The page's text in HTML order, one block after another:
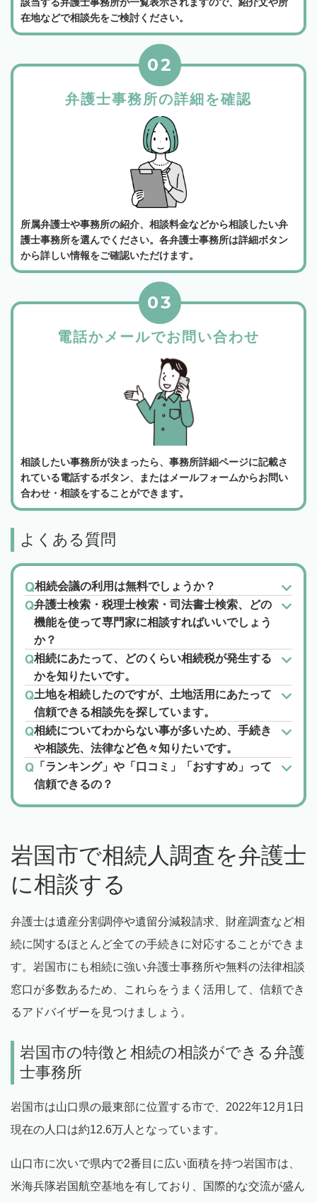
該当する弁護士事務所が一覧表示されますので、紹介文や所
在地などで相談先をご検討ください。
弁護士事務所の詳細を確認
02
所属弁護士や事務所の紹介、相談料金などから相談したい弁
護士事務所を選んでください。各弁護士事務所は詳細ボタン
から詳しい情報をご確認いただけます。
電話かメールでお問い合わせ
03
相談したい事務所が決まったら、事務所詳細ページに記載さ
れている電話するボタン、またはメールフォームからお問い
合わせ・相談をすることができます。
よくある質問
相続会議の利用は無料でしょうか？
弁護士検索・税理士検索・司法書士検索、どの
機能を使って専門家に相談すればいいでしょう
か？
相続にあたって、どのくらい相続税が発生する
かを知りたいです。
土地を相続したのですが、土地活用にあたって
信頼できる相談先を探しています。
相続についてわからない事が多いため、手続き
や相談先、法律など色々知りたいです。
「ランキング」や「口コミ」「おすすめ」って
信頼できるの？
岩国市で相続人調査を弁護士
に相談する
弁護士は遺産分割調停や遺留分減殺請求、財産調査など相
続に関するほとんど全ての手続きに対応することができま
す。岩国市にも相続に強い弁護士事務所や無料の法律相談
窓口が多数あるため、これらをうまく活用して、信頼でき
るアドバイザーを見つけましょう。
岩国市の特徴と相続の相談ができる弁護
士事務所
岩国市は山口県の最東部に位置する市で、2022年12月1日
現在の人口は約12.6万人となっています。
山口市に次いで県内で2番目に広い面積を持つ岩国市は、
米海兵隊岩国航空基地を有しており、国際的な交流が盛ん